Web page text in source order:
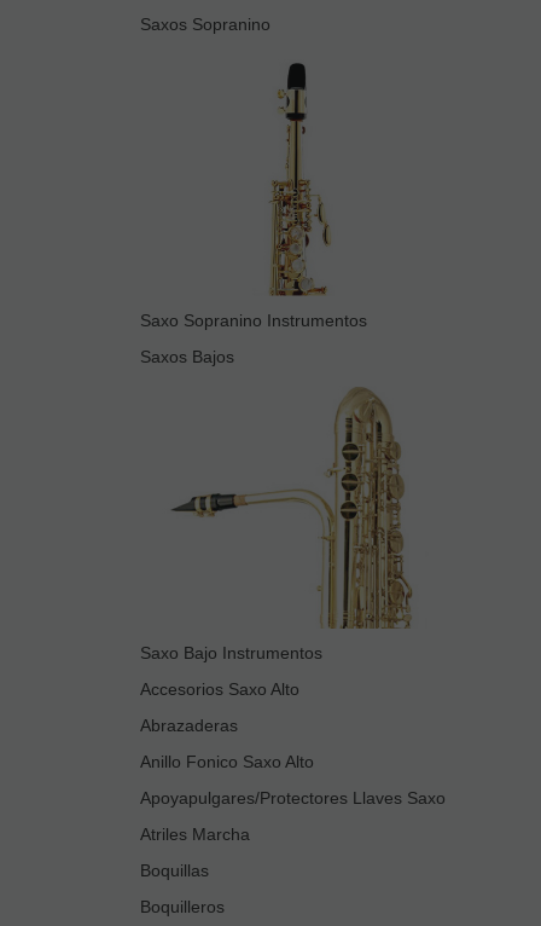
Saxos Sopranino
Saxo Sopranino Instrumentos
Saxos Bajos
Saxo Bajo Instrumentos
Accesorios Saxo Alto
Abrazaderas
Anillo Fonico Saxo Alto
Apoyapulgares/Protectores Llaves Saxo
Atriles Marcha
Boquillas
Boquilleros